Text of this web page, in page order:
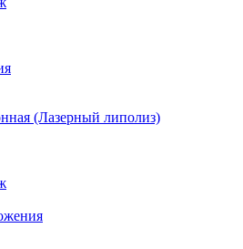
(Лазерный липолиз)